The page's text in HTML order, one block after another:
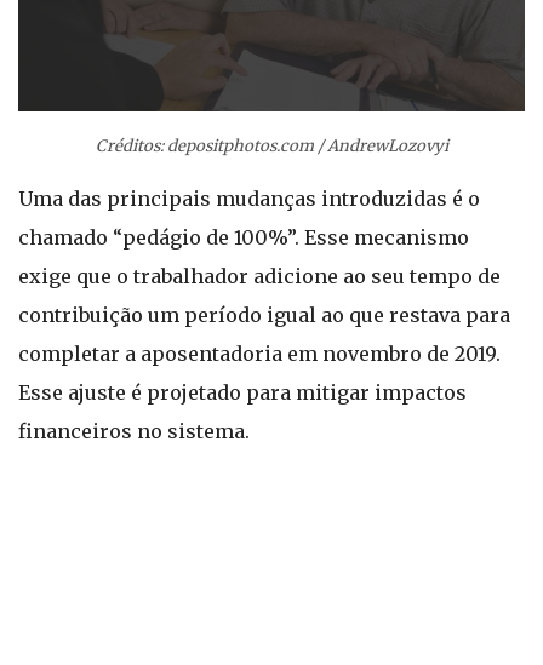
Créditos: depositphotos.com / AndrewLozovyi
Uma das principais mudanças introduzidas é o
chamado “pedágio de 100%”. Esse mecanismo
exige que o trabalhador adicione ao seu tempo de
contribuição um período igual ao que restava para
completar a aposentadoria em novembro de 2019.
Esse ajuste é projetado para mitigar impactos
financeiros no sistema.